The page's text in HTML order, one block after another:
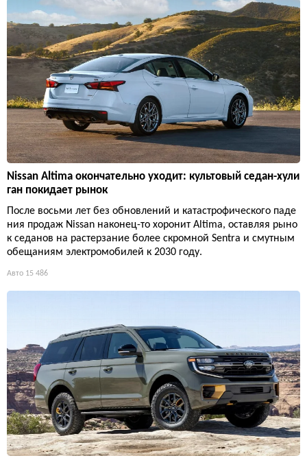
Nissan Altima окончательно уходит: культовый седан-хули
ган покидает рынок
После восьми лет без обновлений и катастрофического паде
ния продаж Nissan наконец-то хоронит Altima, оставляя рыно
к седанов на растерзание более скромной Sentra и смутным
обещаниям электромобилей к 2030 году.
Авто 15 486